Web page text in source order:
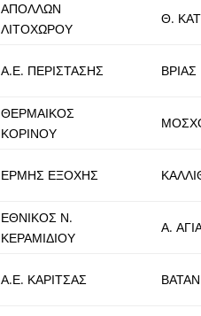
ΑΠΟΛΛΩΝ
ΛΙΤΟΧΩΡΟΥ
Θ.
Α.Ε. ΠΕΡΙΣΤΑΣΗΣ ΒΡΙΑΣ
ΘΕΡΜΑΙΚΟΣ
ΚΟΡΙΝΟΥ
ΕΡΜΗΣ ΕΞΟΧΗΣ
ΕΘΝΙΚΟΣ Ν.
ΚΕΡΑΜΙΔΙΟΥ
Α.
Α.Ε. ΚΑΡΙΤΣΑΣ